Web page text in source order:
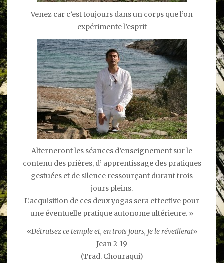
Venez car c’est toujours dans un corps que l’on
expérimente l’esprit
Alterneront les séances d’enseignement sur le
contenu des prières, d’ apprentissage des pratiques
gestuées et de silence ressourçant durant trois
jours pleins.
L’acquisition de ces deux yogas sera effective pour
une éventuelle pratique autonome ultérieure. »
«Détruisez ce temple et, en trois jours, je le réveillerai»
Jean 2-19
(Trad. Chouraqui)